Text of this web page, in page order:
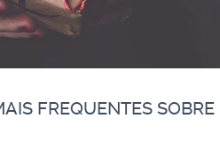
FREQUENTES SOBRE